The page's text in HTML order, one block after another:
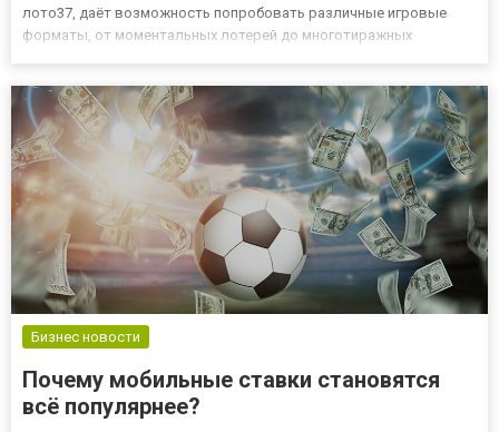
лото37, даёт возможность попробовать различные игровые
форматы, от моментальных лотерей до многотиражных
азартом и разумным подходом....
Бизнес новости
Почему мобильные ставки становятся
всё популярнее?